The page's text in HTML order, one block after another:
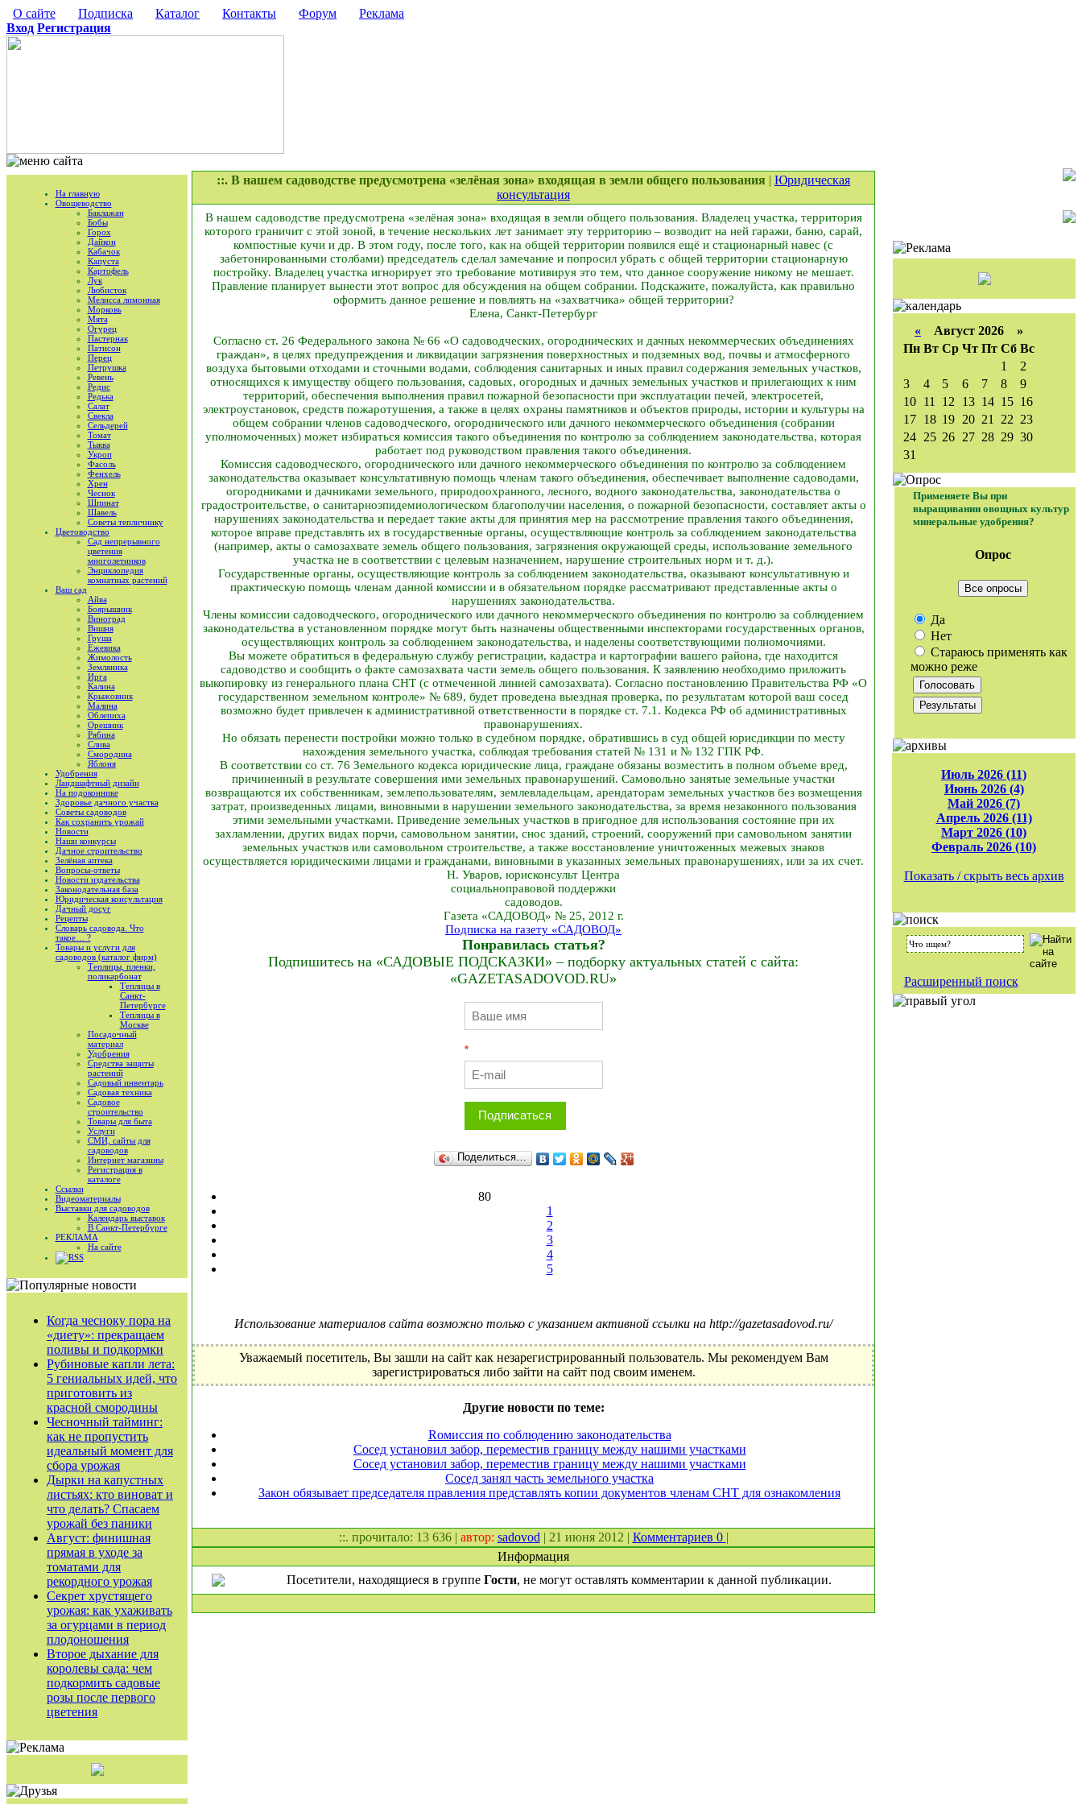
О сайте Подписка Каталог Контакты Форум
Реклама
Вход Регистрация
На главную
Овощеводство
Баклажан
Бобы
Горох
Дайкон
Кабачок
Капуста
Картофель
Лук
Любисток
Мелисса лимонная
Морковь
Мята
Огурец
Пастернак
Патисон
Перец
Петрушка
Ревень
Редис
Редька
Салат
Свекла
Сельдерей
Томат
Тыква
Укроп
Фасоль
Фенхель
Хрен
Чеснок
Шпинат
Шавель
Советы тепличнику
Цветоводство
Сад непрерывного
цветения
многолетников
Энциклопедия
комнатных растений
Ваш сад
Айва
Боярышник
Виноград
Вишня
Груша
Ежевика
Жимолость
Земляника
Ирга
Калина
Крыжовник
Малина
Облепиха
Орешник
Рябина
Слива
Смородина
Яблоня
Удобрения
Ландшафтный дизайн
На подоконнике
Здоровье дачного участка
Советы садоводов
Как сохранить урожай
Новости
Наши конкурсы
Дачное строительство
Зелёная аптека
Вопросы-ответы
Новости издательства
Законодательная база
Юридическая консультация
Дачный досуг
Рецепты
Словарь садовода. Что
такое… ?
Товары и услуги для
садоводов (каталог фирм)
Теплицы, пленки,
поликарбонат
Теплицы в
Санкт-
Петербурге
Теплицы в
Москве
Посадочный
материал
Удобрения
Средства защиты
растений
Садовый инвентарь
Садовая техника
Садовое
строительство
Товары для быта
Услуги
СМИ, сайты для
садоводов
Интернет магазины
Регистрация в
каталоге
Ссылки
Видеоматериалы
Выставки для садоводов
Календарь выставок
В Санкт-Петербурге
РЕКЛАМА
На сайте
RSS
Когда чесноку пора на
«диету»: прекращаем
поливы и подкормки
Рубиновые капли лета:
5 гениальных идей, что
приготовить из
красной смородины
Чесночный тайминг:
как не пропустить
идеальный момент для
сбора урожая
Дырки на капустных
листьях: кто виноват и
что делать? Спасаем
урожай без паники
Август: финишная
прямая в уходе за
томатами для
рекордного урожая
Секрет хрустящего
урожая: как ухаживать
за огурцами в период
плодоношения
Второе дыхание для
королевы сада: чем
подкормить садовые
розы после первого
цветения
::. В нашем садоводстве предусмотрена «зелёная зона» входящая в земли общего пользования | Юридическая
консультация
В нашем садоводстве предусмотрена «зелёная зона» входящая в земли общего пользования. Владелец участка, территория
которого граничит с этой зоной, в течение нескольких лет занимает эту территорию – возводит на ней гаражи, баню, сарай,
компостные кучи и др. В этом году, после того, как на общей территории появился ещё и стационарный навес (с
забетонированными столбами) председатель сделал замечание и попросил убрать с общей территории стационарную
постройку. Владелец участка игнорирует это требование мотивируя это тем, что данное сооружение никому не мешает.
Правление планирует вынести этот вопрос для обсуждения на общем собрании. Подскажите, пожалуйста, как правильно
оформить данное решение и повлиять на «захватчика» общей территории?
Елена, Санкт-Петербург
Согласно ст. 26 Федерального закона № 66 «О садоводческих, огороднических и дачных некоммерческих объединениях
граждан», в целях предупреждения и ликвидации загрязнения поверхностных и подземных вод, почвы и атмосферного
воздуха бытовыми отходами и сточными водами, соблюдения санитарных и иных правил содержания земельных участков,
относящихся к имуществу общего пользования, садовых, огородных и дачных земельных участков и прилегающих к ним
территорий, обеспечения выполнения правил пожарной безопасности при эксплуатации печей, электросетей,
электроустановок, средств пожаротушения, а также в целях охраны памятников и объектов природы, истории и культуры на
общем собрании членов садоводческого, огороднического или дачного некоммерческого объединения (собрании
уполномоченных) может избираться комиссия такого объединения по контролю за соблюдением законодательства, которая
работает под руководством правления такого объединения.
Комиссия садоводческого, огороднического или дачного некоммерческого объединения по контролю за соблюдением
законодательства оказывает консультативную помощь членам такого объединения, обеспечивает выполнение садоводами,
огородниками и дачниками земельного, природоохранного, лесного, водного законодательства, законодательства о
градостроительстве, о санитарно­эпидемиологическом благополучии населения, о пожарной безопасности, составляет акты о
нарушениях законодательства и передает такие акты для принятия мер на рассмотрение правления такого объединения,
которое вправе представлять их в государственные органы, осуществляющие контроль за соблюдением законодательства
(например, акты о самозахвате земель общего пользования, загрязнения окружающей среды, использование земельного
участка не в соответствии с целевым назначением, нарушение строительных норм и т. д.).
Государственные органы, осуществляющие контроль за соблюдением законодательства, оказывают консультативную и
практическую помощь членам данной комиссии и в обязательном порядке рассматривают представленные акты о
нарушениях законодательства.
Члены комиссии садоводческого, огороднического или дачного некоммерческого объединения по контролю за соблюдением
законодательства в установленном порядке могут быть назначены общественными инспекторами государственных органов,
осуществляющих контроль за соблюдением законодательства, и наделены соответствующими полномочиями.
Вы можете обратиться в федеральную службу регистрации, кадастра и картографии вашего района, где находится
садоводство и сообщить о факте самозахвата части земель общего пользования. К заявлению необходимо приложить
выкопировку из генерального плана СНТ (с отмеченной линией самозахвата). Согласно постановлению Правительства РФ «О
государственном земельном контроле» № 689, будет проведена выездная проверка, по результатам которой ваш сосед
возможно будет привлечен к административной ответственности в порядке ст. 7.1. Кодекса РФ об административных
правонарушениях.
Но обязать перенести постройки можно только в судебном порядке, обратившись в суд общей юрисдикции по месту
нахождения земельного участка, соблюдая требования статей № 131 и № 132 ГПК РФ.
В соответствии со ст. 76 Земельного кодекса юридические лица, граждане обязаны возместить в полном объеме вред,
причиненный в результате совершения ими земельных правонарушений. Самовольно занятые земельные участки
возвращаются их собственникам, землепользователям, землевладельцам, арендаторам земельных участков без возмещения
затрат, произведенных лицами, виновными в нарушении земельного законодательства, за время незаконного пользования
этими земельными участками. Приведение земельных участков в пригодное для использования состояние при их
захламлении, других видах порчи, самовольном занятии, снос зданий, строений, сооружений при самовольном занятии
земельных участков или самовольном строительстве, а также восстановление уничтоженных межевых знаков
осуществляется юридическими лицами и гражданами, виновными в указанных земельных правонарушениях, или за их счет.
Н. Уваров, юрисконсульт Центра
социально­правовой поддержки
садоводов.
Газета «САДОВОД» № 25, 2012 г.
Подписка на газету «САДОВОД»
Понравилась статья?
Подпишитесь на «САДОВЫЕ ПОДСКАЗКИ» – подборку актуальных статей с сайта:
«GAZETASADOVOD.RU»
*
Подписаться
Поделиться…
80
1
2
3
4
5
Использование материалов сайта возможно только с указанием активной ссылки на http://gazetasadovod.ru/
Уважаемый посетитель, Вы зашли на сайт как незарегистрированный пользователь. Мы рекомендуем Вам
зарегистрироваться либо зайти на сайт под своим именем.
Другие новости по теме:
Rомиссия по соблюдению законодательства
Сосед установил забор, переместив границу между нашими участками
Сосед установил забор, переместив границу между нашими участками
Сосед занял часть земельного участка
Закон обязывает председателя правления представлять копии документов членам СНТ для ознакомления
::. прочитало: 13 636 | автор: sadovod | 21 июня 2012 | Комментариев 0 |
Информация
Посетители, находящиеся в группе Гости, не могут оставлять комментарии к данной публикации.
« Август 2026 »
Пн Вт Ср Чт Пт Сб Вс
1
2
3
4 5 6 7 8
9
10 11 12 13 14 15 16
17 18 19 20 21 22 23
24 25 26 27 28 29 30
31
Применяете Вы при
выращивании овощных культур
минеральные удобрения?
Опрос
Все опросы
Да
Нет
Стараюсь применять как
можно реже
Июль 2026 (11)
Июнь 2026 (4)
Май 2026 (7)
Апрель 2026 (11)
Март 2026 (10)
Февраль 2026 (10)
Показать / скрыть весь архив
Расширенный поиск